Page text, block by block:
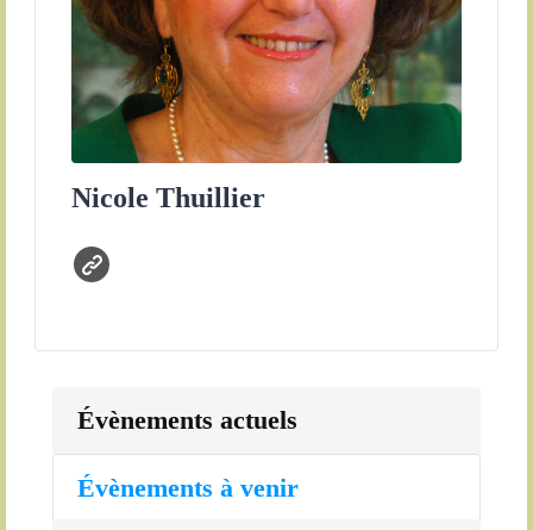
Nicole Thuillier
Évènements actuels
Évènements à venir